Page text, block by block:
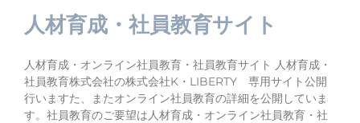
人材育成・社員教育サイト
人材育成・オンライン社員教育・社員教育サイト 人材育成・
社員教育株式会社の株式会社K・LIBERTY 専用サイト公開
行いますた、またオンライン社員教育の詳細を公開していま
す。社員教育のご要望は人材育成・オンライン社員教育・社